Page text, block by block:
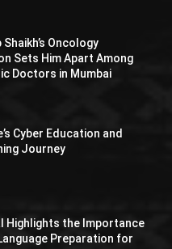
Shaikh’s Oncology
Sets Him Apart Among
Doctors in Mumbai
Cyber Education and
Journey
Highlights the Importance
Preparation for